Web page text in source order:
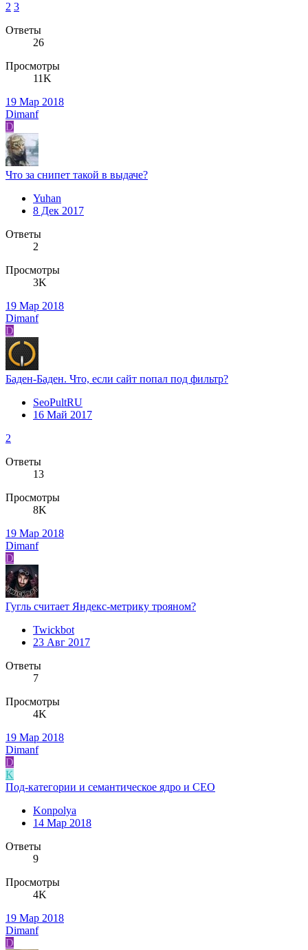
2 3
Ответы
26
Просмотры
11K
19 Мар 2018
Dimanf
D
Что за снипет такой в выдаче?
Yuhan
8 Дек 2017
Ответы
2
Просмотры
3K
19 Мар 2018
Dimanf
D
Баден-Баден. Что, если сайт попал под фильтр?
SeoPultRU
16 Май 2017
2
Ответы
13
Просмотры
8K
19 Мар 2018
Dimanf
D
Гугль считает Яндекс-метрику трояном?
Twickbot
23 Авг 2017
Ответы
7
Просмотры
4K
19 Мар 2018
Dimanf
D
K
Под-категории и семантическое ядро и СЕО
Konpolya
14 Мар 2018
Ответы
9
Просмотры
4K
19 Мар 2018
Dimanf
D